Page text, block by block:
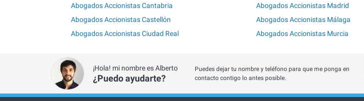
Abogados Accionistas Cantabria
Abogados Accionistas Castellón
Abogados Accionistas Ciudad Real
Abogados Accionistas Madrid
Abogados Accionistas Málaga
Abogados Accionistas Murcia
¡Hola! mi nombre es Alberto
¿Puedo ayudarte?
Puedes dejar tu nombre y teléfono para que me ponga en
contacto contigo lo antes posible.